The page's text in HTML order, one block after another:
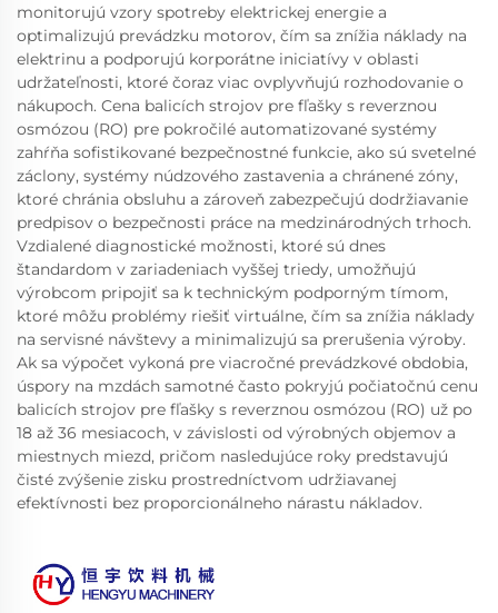
monitorujú vzory spotreby elektrickej energie a
optimalizujú prevádzku motorov, čím sa znížia náklady na
elektrinu a podporujú korporátne iniciatívy v oblasti
udržateľnosti, ktoré čoraz viac ovplyvňujú rozhodovanie o
nákupoch. Cena balicích strojov pre fľašky s reverznou
osmózou (RO) pre pokročilé automatizované systémy
zahŕňa sofistikované bezpečnostné funkcie, ako sú svetelné
záclony, systémy núdzového zastavenia a chránené zóny,
ktoré chránia obsluhu a zároveň zabezpečujú dodržiavanie
predpisov o bezpečnosti práce na medzinárodných trhoch.
Vzdialené diagnostické možnosti, ktoré sú dnes
štandardom v zariadeniach vyššej triedy, umožňujú
výrobcom pripojiť sa k technickým podporným tímom,
ktoré môžu problémy riešiť virtuálne, čím sa znížia náklady
na servisné návštevy a minimalizujú sa prerušenia výroby.
Ak sa výpočet vykoná pre viacročné prevádzkové obdobia,
úspory na mzdách samotné často pokryjú počiatočnú cenu
balicích strojov pre fľašky s reverznou osmózou (RO) už po
18 až 36 mesiacoch, v závislosti od výrobných objemov a
miestnych miezd, pričom nasledujúce roky predstavujú
čisté zvýšenie zisku prostredníctvom udržiavanej
efektívnosti bez proporcionálneho nárastu nákladov.